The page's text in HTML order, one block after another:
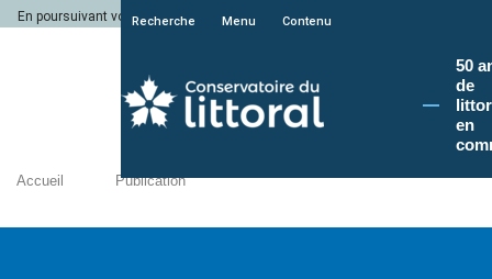
En poursuivant votre navigation sur le site du Conservatoire du littoral, vous
Recherche Menu Contenu
50
de
en
Accueil Publication